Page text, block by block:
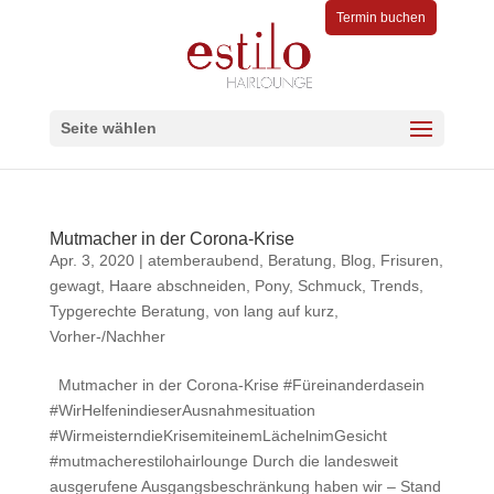
Termin buchen
Seite wählen
Mutmacher in der Corona-Krise
Apr. 3, 2020| atemberaubend Beratung Blog Frisuren
gewagt, Haare abschneiden Pony, Schmuck, Trends,
Typgerechte Beratung von lang auf kurz,
Vorher-/Nachher
Mutmacher in der Corona-Krise #Füreinanderdasein
#WirHelfenindieserAusnahmesituation
#WirmeisterndieKrisemiteinemLächelnimGesicht
#mutmacherestilohairlounge Durch die landesweit
ausgerufene Ausgangsbeschränkung haben wir – Stand